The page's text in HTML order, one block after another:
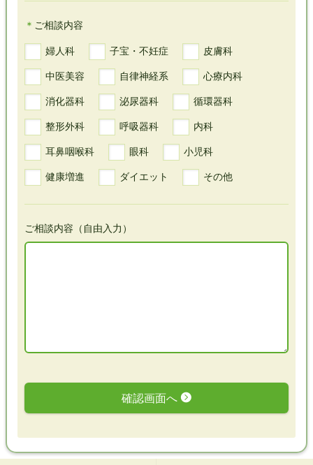
＊ ご相談内容
婦人科
子宝・不妊症
皮膚科
中医美容
自律神経系
心療内科
消化器科
泌尿器科
循環器科
整形外科
呼吸器科
内科
耳鼻咽喉科
眼科
小児科
健康増進
ダイエット その他
ご相談内容（自由入力）
確認画面へ